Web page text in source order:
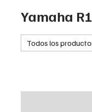
Yamaha
Todos los